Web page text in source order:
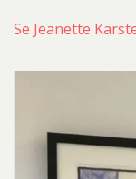
Se Jeanette